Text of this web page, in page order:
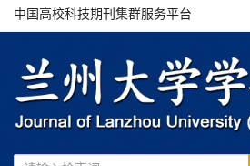
中国高校科技期刊集群服务平台